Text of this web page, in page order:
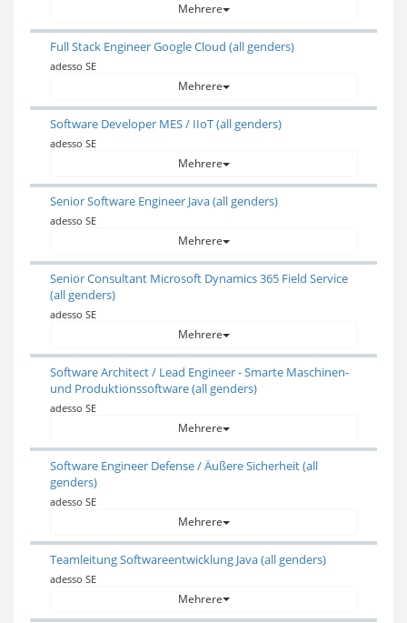
Mehrere
Full Stack Engineer Google Cloud (all genders)
adesso SE
Mehrere
Software Developer MES / IIoT (all genders)
adesso SE
Mehrere
Senior Software Engineer Java (all genders)
adesso SE
Mehrere
Senior Consultant Microsoft Dynamics 365 Field Service
(all genders)
adesso SE
Mehrere
Software Architect / Lead Engineer - Smarte Maschinen-
und Produktionssoftware (all genders)
adesso SE
Mehrere
Software Engineer Defense / Äußere Sicherheit (all
genders)
adesso SE
Mehrere
Teamleitung Softwareentwicklung Java (all genders)
adesso SE
Mehrere